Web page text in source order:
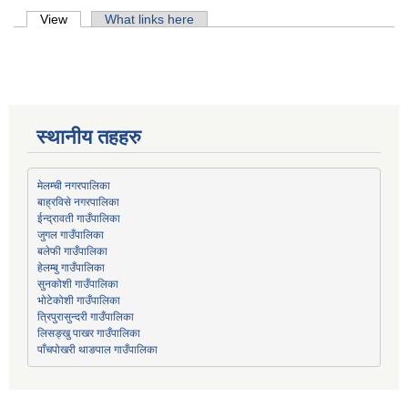
Primary tabs
View (active tab)What links here
स्थानीय तहहरु
मेलम्ची नगरपालिका
बाह्रविसे नगरपालिका
ईन्द्रावती गाउँपालिका
जुगल गाउँपालिका
बलेफी गाउँपालिका
हेलम्बु गाउँपालिका
सुनकोशी गाउँपालिका
भोटेकोशी गाउँपालिका
त्रिपुरासुन्दरी गाउँपालिका
लिसङ्खु पाखर गाउँपालिका
पाँचपोखरी थाङपाल गाउँपालिका